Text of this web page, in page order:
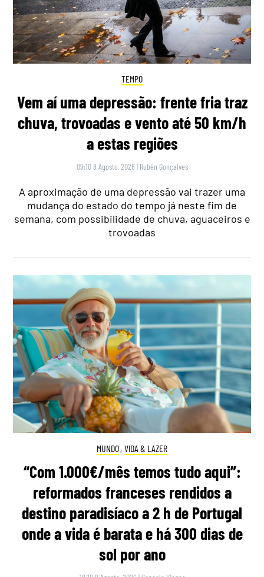
TEMPO
Vem aí uma depressão: frente fria traz
chuva, trovoadas e vento até 50 km/h
a estas regiões
09:10 8 Agosto, 2026 | Rubén Gonçalves
A aproximação de uma depressão vai trazer uma
mudança do estado do tempo já neste fim de
semana, com possibilidade de chuva, aguaceiros e
trovoadas
MUNDO, VIDA & LAZER
“Com 1.000€/mês temos tudo aqui”:
reformados franceses rendidos a
destino paradisíaco a 2 h de Portugal
onde a vida é barata e há 300 dias de
sol por ano